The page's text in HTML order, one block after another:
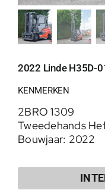
2022 Linde H35D-
KENMERKEN
2BRO 1309
Tweedehands
Bouwjaar: 2022